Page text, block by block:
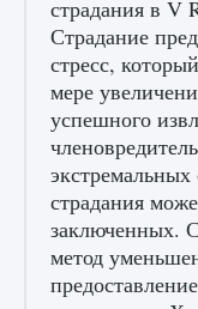
игре Creatures of
9 августа 2024
страдания в V
Страдание
стресс,
мере
успешного
страдания
заключенных.
метод